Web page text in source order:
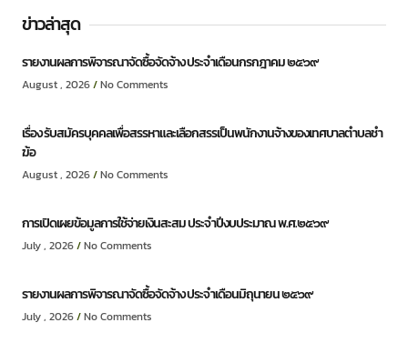
ข่าวล่าสุด
รายงานผลการพิจารณาจัดซื้อจัดจ้าง ประจำเดือนกรกฎาคม ๒๕๖๙
August , 2026 No Comments
เรื่อง รับสมัครบุคคลเพื่อสรรหาและเลือกสรรเป็นพนักงานจ้างของเทศบาลตำบลชำ
ฆ้อ
August , 2026 No Comments
การเปิดเผยข้อมูลการใช้จ่ายเงินสะสม ประจำปีงบประมาณ พ.ศ.๒๕๖๙
July , 2026 No Comments
รายงานผลการพิจารณาจัดซื้อจัดจ้าง ประจำเดือนมิถุนายน ๒๕๖๙
July , 2026 No Comments